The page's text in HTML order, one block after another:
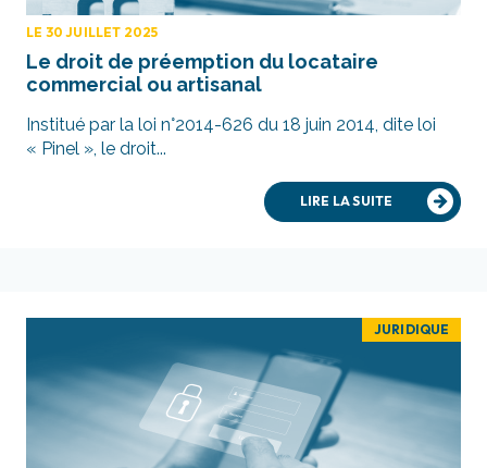
LE 30 JUILLET 2025
Le droit de préemption du locataire
commercial ou artisanal
Institué par la loi n°2014-626 du 18 juin 2014, dite loi
« Pinel », le droit...
LIRE LA SUITE
JURIDIQUE